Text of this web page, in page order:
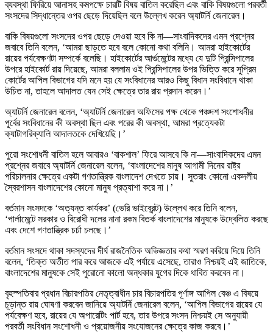
ব্যবস্থা ফিরিয়ে আনাসহ কমপক্ষে চারটি বিষয় বাতিল করেছিল এবং বাকি বিষয়গুলো পরবর্তী
সংসদের সিদ্ধান্তের ওপর ছেড়ে দিয়েছিল বলে উল্লেখ করেন অ্যাটর্নি জেনারেল।
বাকি বিষয়গুলো সংসদের ওপর ছেড়ে দেওয়া হবে কি না—সাংবাদিকদের এমন প্রশ্নের
জবাবে তিনি বলেন, ‘আমরা ছাড়তে হবে বলে কোনো কথা বলিনি। আমরা হাইকোর্টের
রায়ের পর্যবেক্ষণটা সম্পর্কে বলেছি। হাইকোর্টের আর্গুমেন্টের মধ্যে যে দুটি প্রিন্সিপালের
উপরে হাইকোর্ট রায় দিয়েছে, আমরা বললাম ওই প্রিন্সিপালের উপর ভিত্তি করে সুপ্রিম
কোর্টের আপিল বিভাগের যদি মনে হয় যে সংবিধানের আরও কিছু বিধান সংবিধানে থাকা
উচিত না, তাহলে আদালত যেন সেই ক্ষেত্রে তার রায় প্রদান করেন।’
অ্যাটর্নি জেনারেল বলেন, ‘অ্যাটর্নি জেনারেল অফিসের পক্ষ থেকে পঞ্চদশ সংশোধনীর
পূর্বের সংবিধানের কী অবস্থা ছিল এবং পরের কী অবস্থা, আমরা প্রত্যেকটা
ক্যাটাগরিক্যালি আদালতকে দেখিয়েছি।’
পুরো সংশোধনী বাতিল হলে আবারও ‘বাকশাল’ ফিরে আসবে কি না—সাংবাদিকদের এমন
প্রশ্নের জবাবে অ্যাটর্নি জেনারেল বলেন, ‘বাংলাদেশের মানুষ আগামী দিনের রাষ্ট্র
পরিচালনার ক্ষেত্রে একটা গণতান্ত্রিক বাংলাদেশ দেখতে চায়। সুতরাং কোনো একদলীয়
স্বৈরশাসন বাংলাদেশের কোনো মানুষ প্রত্যাশা করে না।’
বর্তমান সংসদকে ‘অত্যন্ত কার্যকর’ (ভেরি ভাইব্রেন্ট) উল্লেখ করে তিনি বলেন,
‘পার্লামেন্টে সরকার ও বিরোধী দলের নানা রকম বিতর্ক বাংলাদেশের মানুষকে উদ্বেলিত করছে
এবং দেশে গণতান্ত্রিক চর্চা চলছে।’
বর্তমান সংসদে থাকা সদস্যদের দীর্ঘ রাজনৈতিক অভিজ্ঞতার কথা স্মরণ করিয়ে দিয়ে তিনি
বলেন, ‘তিক্ত অতীত পার করে আজকে এই পর্যায়ে এসেছে, তারাও নিশ্চয়ই এই জাতিকে,
বাংলাদেশের মানুষকে সেই পুরোনো কালো অন্ধকার যুগের দিকে ধাবিত করবেন না।
বৃহস্পতিবার প্রধান বিচারপতির নেতৃত্বাধীন চার বিচারপতির পূর্ণাঙ্গ আপিল বেঞ্চ এ বিষয়ে
চূড়ান্ত রায় ঘোষণা করবেন জানিয়ে অ্যাটর্নি জেনারেল বলেন, ‘আপিল বিভাগের রায়ের যে
পর্যবেক্ষণ হবে, রায়ের যে অপারেটিং পার্ট হবে, তার উপরে সংসদ নিশ্চয়ই সে অনুযায়ী
পরবর্তী সংবিধান সংশোধনী ও প্রয়োজনীয় সংযোজনের ক্ষেত্রে কাজ করবে।’